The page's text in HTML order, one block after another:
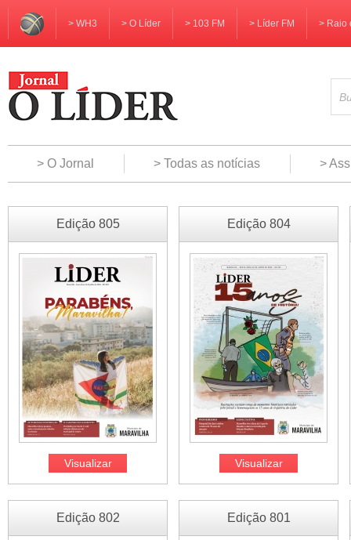
> WH3 > O Líder > 103 FM > Líder FM > Raio
> O Jornal > Todas as notícias >
Edição 805
Visualizar
Edição 804
Visualizar
Edição 802 Edição 801